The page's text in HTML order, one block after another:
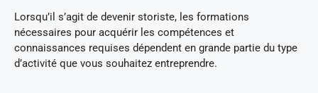
Lorsqu’il s’agit de devenir storiste, les formations
nécessaires pour acquérir les compétences et
connaissances requises dépendent en grande partie du type
d’activité que vous souhaitez entreprendre.